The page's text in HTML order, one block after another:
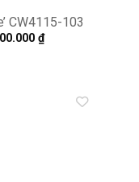
CW4115-103
₫Khoảng
giá:
27.900.000 ₫